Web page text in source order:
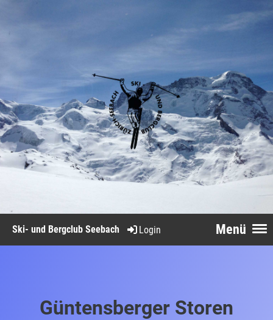
Menü
Login
Ski- und Bergclub Seebach
Güntensberger Storen